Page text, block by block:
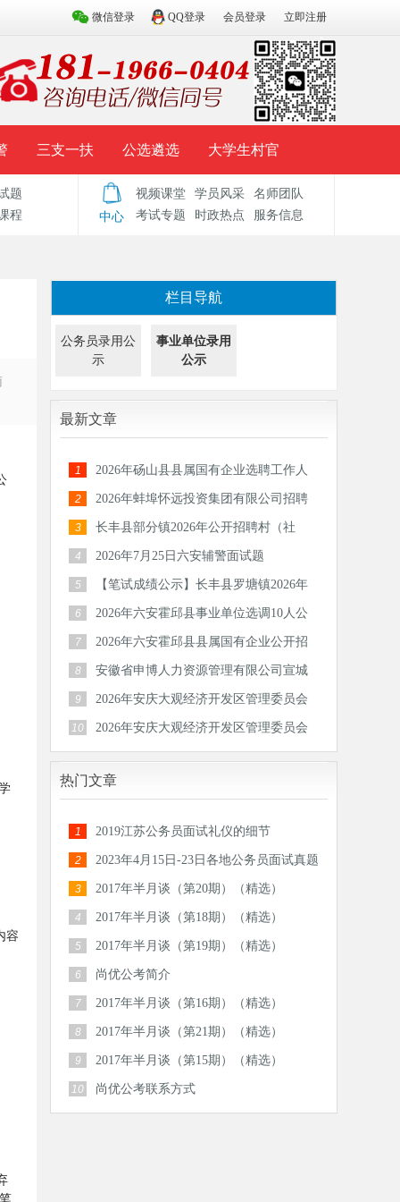
微信登录 QQ登录 会员登录 立即注册
三支一扶 公选遴选 大学生村官
题库 辅导资料 历年真题 模拟试题
题
程 中心
视频课堂 学员风采
名师团队
考试专题
时政热点 服务信息
容
栏目导航
公务员录用公
示
事业单位录用
公示
最新文章
1
2026年砀山县县属国有企业选聘工作人
员公告
2
2026年蚌埠怀远投资集团有限公司招聘
30人公
3
长丰县部分镇2026年公开招聘村（社
区）后备
4 2026年7月25日六安辅警面试题
5
【笔试成绩公示】长丰县罗塘镇2026年
公开招
6
2026年六安霍邱县事业单位选调10人公
告
7
2026年六安霍邱县县属国有企业公开招
聘工作
8
安徽省申博人力资源管理有限公司宣城
分公司
9
2026年安庆大观经济开发区管理委员会
公开招
10
2026年安庆大观经济开发区管理委员会
公开招
热门文章
1 2019江苏公务员面试礼仪的细节
2
2023年4月15日-23日各地公务员面试真题
汇总
3 2017年半月谈（第20期）（精选）
4 2017年半月谈（第18期）（精选）
5 2017年半月谈（第19期）（精选）
6 尚优公考简介
7 2017年半月谈（第16期）（精选）
8 2017年半月谈（第21期）（精选）
9 2017年半月谈（第15期）（精选）
10 尚优公考联系方式